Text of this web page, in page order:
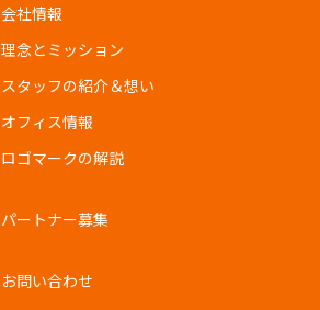
会社情報
理念とミッション
スタッフの紹介＆想い
オフィス情報
ロゴマークの解説
パートナー募集
お問い合わせ